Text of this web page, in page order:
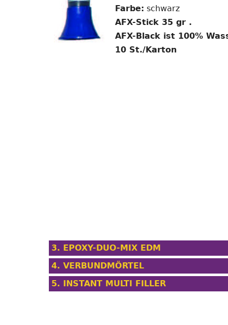
Farbe: schwarz
AFX-Stick 35 gr .
AFX-Black ist 100%
10 St./Karton
3. EPOXY-DUO-MIX EDM
4. VERBUNDMÖRTEL
5. INSTANT MULTI FILLER